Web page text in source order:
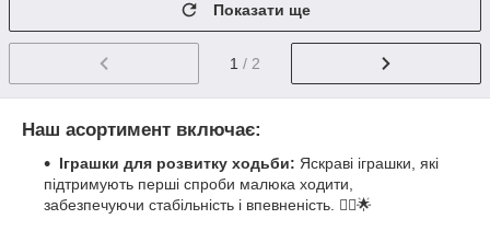
Показати ще
1 / 2
Наш асортимент включає:
Іграшки для розвитку ходьби: Яскраві іграшки, які
підтримують перші спроби малюка ходити,
забезпечуючи стабільність і впевненість. 🚶‍♂️🌟